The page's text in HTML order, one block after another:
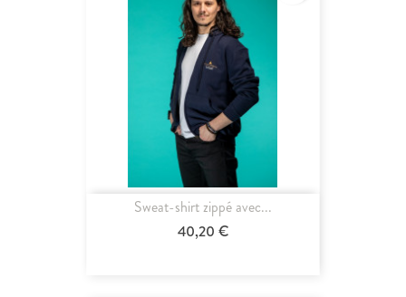
Sweat-shirt zippé avec...
40,20 €